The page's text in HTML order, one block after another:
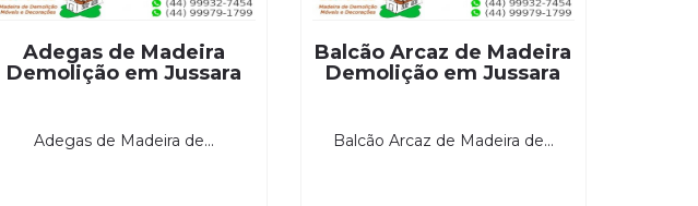
Adegas de Madeira
Demolição em Jussara
Adegas de Madeira de...
Balcão Arcaz de Madeira
Demolição em Jussara
Balcão Arcaz de Madeira de...